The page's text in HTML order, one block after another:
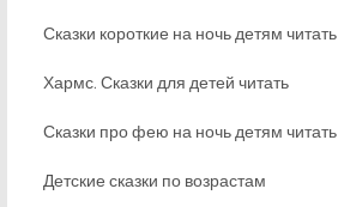
Сказки короткие на ночь детям читать
Хармс. Сказки для детей читать
Сказки про фею на ночь детям читать
Детские сказки по возрастам